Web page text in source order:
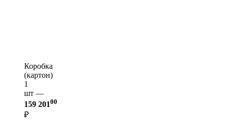
Коробка
(картон)
1
шт —
159 20100
₽